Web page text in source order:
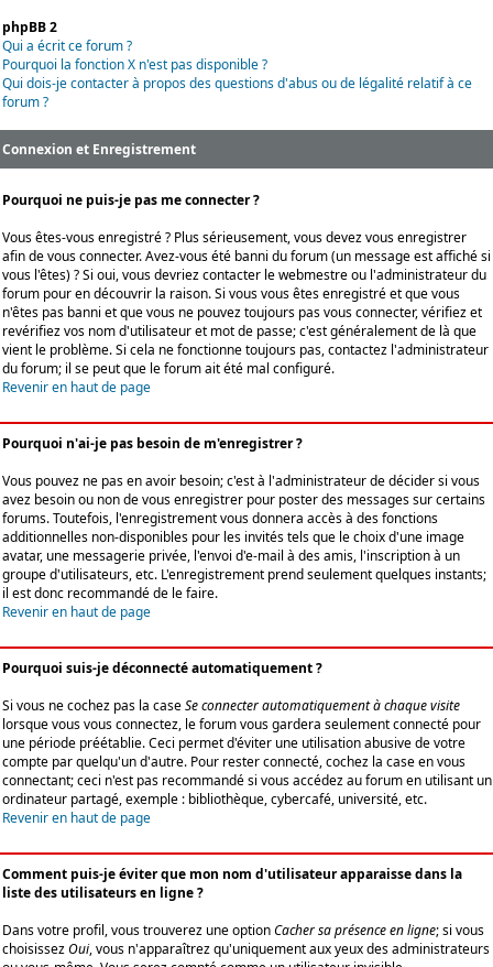
phpBB 2
Qui a écrit ce forum ?
Pourquoi la fonction X n'est pas disponible ?
Qui dois-je contacter à propos des questions d'abus ou de légalité relatif à ce
forum ?
Connexion et Enregistrement
Pourquoi ne puis-je pas me connecter ?
Vous êtes-vous enregistré ? Plus sérieusement, vous devez vous enregistrer
afin de vous connecter. Avez-vous été banni du forum (un message est affiché si
vous l'êtes) ? Si oui, vous devriez contacter le webmestre ou l'administrateur du
forum pour en découvrir la raison. Si vous vous êtes enregistré et que vous
n'êtes pas banni et que vous ne pouvez toujours pas vous connecter, vérifiez et
revérifiez vos nom d'utilisateur et mot de passe; c'est généralement de là que
vient le problème. Si cela ne fonctionne toujours pas, contactez l'administrateur
du forum; il se peut que le forum ait été mal configuré.
Revenir en haut de page
Pourquoi n'ai-je pas besoin de m'enregistrer ?
Vous pouvez ne pas en avoir besoin; c'est à l'administrateur de décider si vous
avez besoin ou non de vous enregistrer pour poster des messages sur certains
forums. Toutefois, l'enregistrement vous donnera accès à des fonctions
additionnelles non-disponibles pour les invités tels que le choix d'une image
avatar, une messagerie privée, l'envoi d'e-mail à des amis, l'inscription à un
groupe d'utilisateurs, etc. L'enregistrement prend seulement quelques instants;
il est donc recommandé de le faire.
Revenir en haut de page
Pourquoi suis-je déconnecté automatiquement ?
Si vous ne cochez pas la caseSe connecter automatiquement à chaque visite
lorsque vous vous connectez, le forum vous gardera seulement connecté pour
une période préétablie. Ceci permet d'éviter une utilisation abusive de votre
compte par quelqu'un d'autre. Pour rester connecté, cochez la case en vous
connectant; ceci n'est pas recommandé si vous accédez au forum en utilisant un
ordinateur partagé, exemple : bibliothèque, cybercafé, université, etc.
Revenir en haut de page
Comment puis-je éviter que mon nom d'utilisateur apparaisse dans la
liste des utilisateurs en ligne ?
Dans votre profil, vous trouverez une optionCacher sa présence en ligne; si vous
choisissezOui, vous n'apparaîtrez qu'uniquement aux yeux des administrateurs